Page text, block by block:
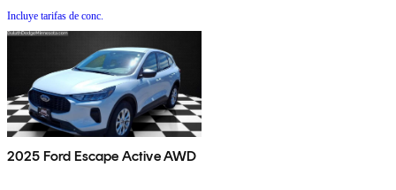
Incluye tarifas de conc.
2025 Ford Escape Active AWD